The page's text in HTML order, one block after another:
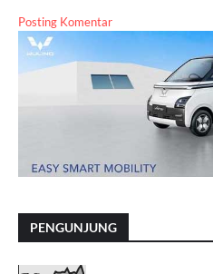
Posting Komentar
PENGUNJUNG